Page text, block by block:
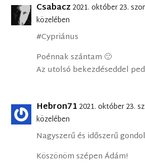
Csabacz 2021. október 23.
közelében
#Cypriánus
Poénnak szántam 🙂
Az utolsó bekezdéseddel
Hebron71 2021. október 23.
közelében
Nagyszerű és időszerű
Köszönöm szépen Ádám!